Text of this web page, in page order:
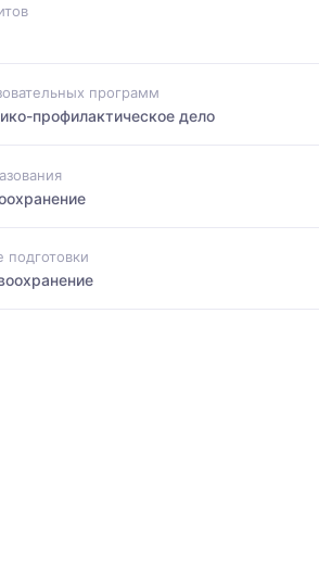
программ
профилактическое дело
подготовки